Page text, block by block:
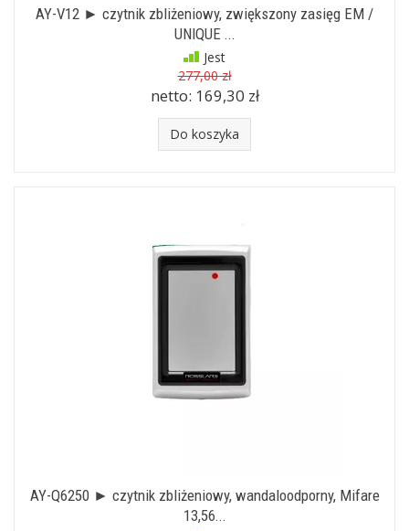
AY-V12 ► czytnik zbliżeniowy, zwiększony zasięg EM /
UNIQUE ...
Jest
277,00 zł
netto: 169,30 zł
Do koszyka
AY-Q6250 ► czytnik zbliżeniowy, wandaloodporny, Mifare
13,56...